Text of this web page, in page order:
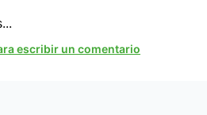
escribir un comentario